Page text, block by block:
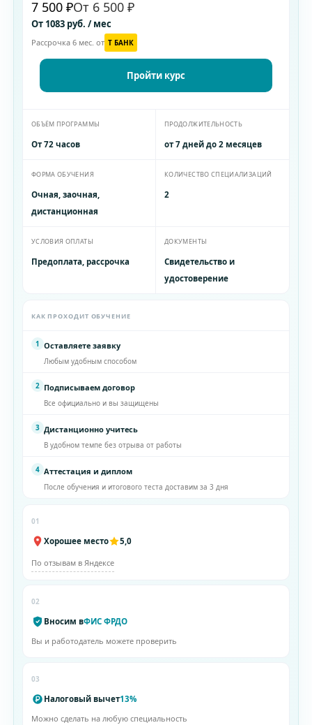
7 500 ₽От 6 500 ₽
От 1083 руб. / мес
Рассрочка 6 мес. от T БАНК
Пройти курс
ОБЪЁМ ПРОГРАММЫ
От 72 часов
ПРОДОЛЖИТЕЛЬНОСТЬ
от 7 дней до 2 месяцев
ФОРМА ОБУЧЕНИЯ
Очная, заочная,
дистанционная
КОЛИЧЕСТВО СПЕЦИАЛИЗАЦИЙ
2
УСЛОВИЯ ОПЛАТЫ
Предоплата, рассрочка
ДОКУМЕНТЫ
Свидетельство и
удостоверение
КАК ПРОХОДИТ ОБУЧЕНИЕ
1 Оставляете заявку
Любым удобным способом
2 Подписываем договор
Все официально и вы защищены
3 Дистанционно учитесь
В удобном темпе без отрыва от работы
4 Аттестация и диплом
После обучения и итогового теста доставим за 3 дня
01
Хорошее место 5,0
По отзывам в Яндексе
02
Вносим вФИС ФРДО
Вы и работодатель можете проверить
03
Налоговый вычет13%
Можно сделать на любую специальность